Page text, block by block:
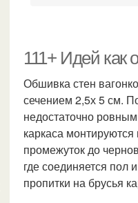
111+ Идей как
Обшивка стен
сечением 2,5х 5 см.
недостаточно
каркаса
промежуток до
где соединяется пол
пропитки на брусья